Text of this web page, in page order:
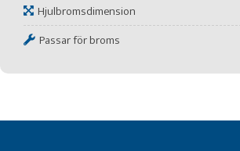
Hjulbromsdimension
Passar för broms